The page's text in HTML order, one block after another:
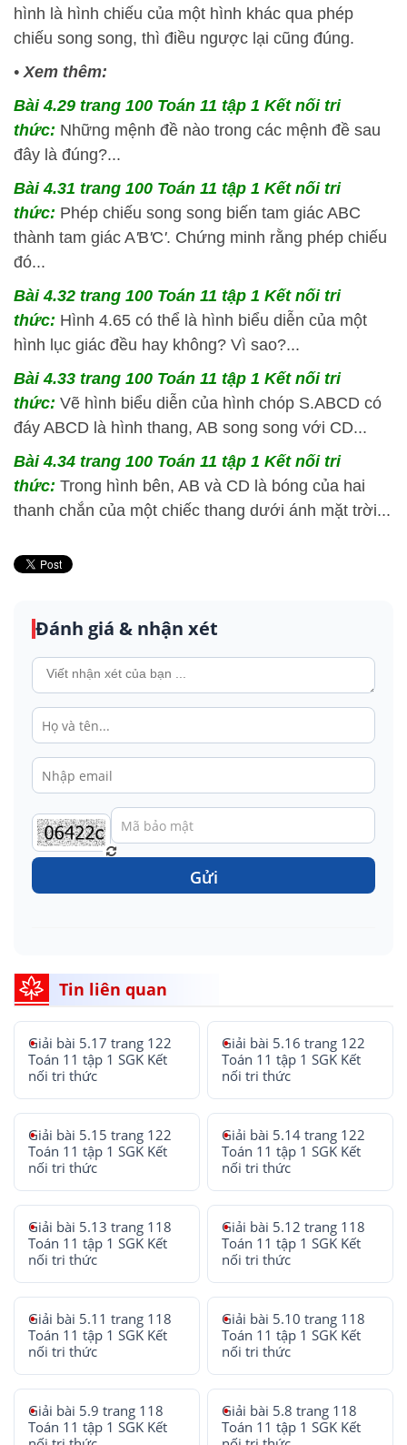
hình là hình chiếu của một hình khác qua phép
chiếu song song, thì điều ngược lại cũng đúng.
•Xem thêm:
Bài 4.29 trang 100 Toán 11 tập 1 Kết nối tri
thức: Những mệnh đề nào trong các mệnh đề sau
đây là đúng?...
Bài 4.31 trang 100 Toán 11 tập 1 Kết nối tri
thức: Phép chiếu song song biến tam giác ABC
thành tam giác A'B'C'. Chứng minh rằng phép chiếu
đó...
Bài 4.32 trang 100 Toán 11 tập 1 Kết nối tri
thức: Hình 4.65 có thể là hình biểu diễn của một
hình lục giác đều hay không? Vì sao?...
Bài 4.33 trang 100 Toán 11 tập 1 Kết nối tri
thức: Vẽ hình biểu diễn của hình chóp S.ABCD có
đáy ABCD là hình thang, AB song song với CD...
Bài 4.34 trang 100 Toán 11 tập 1 Kết nối tri
thức: Trong hình bên, AB và CD là bóng của hai
thanh chắn của một chiếc thang dưới ánh mặt trời...
Đánh giá & nhận xét
Gửi
Tin liên quan
Giải bài 5.17 trang 122
Toán 11 tập 1 SGK Kết
nối tri thức
Giải bài 5.16 trang 122
Toán 11 tập 1 SGK Kết
nối tri thức
Giải bài 5.15 trang 122
Toán 11 tập 1 SGK Kết
nối tri thức
Giải bài 5.14 trang 122
Toán 11 tập 1 SGK Kết
nối tri thức
Giải bài 5.13 trang 118
Toán 11 tập 1 SGK Kết
nối tri thức
Giải bài 5.12 trang 118
Toán 11 tập 1 SGK Kết
nối tri thức
Giải bài 5.11 trang 118
Toán 11 tập 1 SGK Kết
nối tri thức
Giải bài 5.10 trang 118
Toán 11 tập 1 SGK Kết
nối tri thức
Giải bài 5.9 trang 118
Toán 11 tập 1 SGK Kết
Giải bài 5.8 trang 118
Toán 11 tập 1 SGK Kết